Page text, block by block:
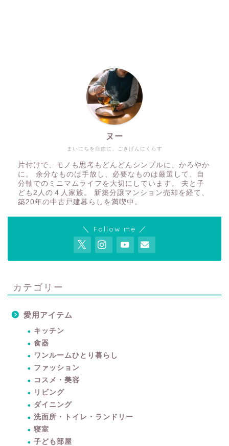
まいにちを自由に、ごきげんにくらす
ヌー
片付けで、モノも思考もどんどんシンプルに、かろやか
に。 余分なものは手放し、必要なものは厳選して、自
分軸でのミニマムライフを大切にしています。 夫と子
ども2人の４人家族。 新築分譲マンション売却を経て、
築20年の中古戸建暮らしを満喫中。
＼ Follow me ／
カテゴリー
愛用アイテム
キッチン
食器
ワンルームひとり暮らし
ファッション
コスメ・美容
リビング
ダイニング
洗面所・トイレ・ランドリー
寝室
子ども部屋